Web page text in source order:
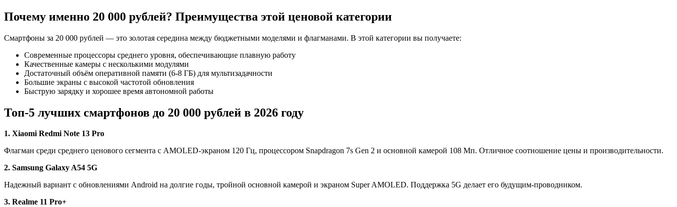
Почему именно 20 000 рублей? Преимущества этой ценовой категории
Смартфоны за 20 000 рублей — это золотая середина между бюджетными моделями и флагманами. В этой категории вы получаете:
Современные процессоры среднего уровня, обеспечивающие плавную работу
Качественные камеры с несколькими модулями
Достаточный объём оперативной памяти (6-8 ГБ) для мультизадачности
Большие экраны с высокой частотой обновления
Быструю зарядку и хорошее время автономной работы
Топ-5 лучших смартфонов до 20 000 рублей в 2026 году
1. Xiaomi Redmi Note 13 Pro
Флагман среди среднего ценового сегмента с AMOLED-экраном 120 Гц, процессором Snapdragon 7s Gen 2 и основной камерой 108 Мп. Отличное соотношение цены и производительности.
2. Samsung Galaxy A54 5G
Надежный вариант с обновлениями Android на долгие годы, тройной основной камерой и экраном Super AMOLED. Поддержка 5G делает его будущим-проводником.
3. Realme 11 Pro+